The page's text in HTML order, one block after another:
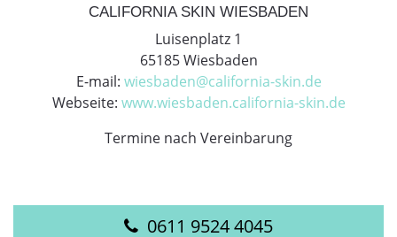
CALIFORNIA SKIN WIESBADEN
Luisenplatz 1
65185 Wiesbaden
E-mail: wiesbaden@california-skin.de
Webseite: www.wiesbaden.california-skin.de
Termine nach Vereinbarung
0611 9524 4045